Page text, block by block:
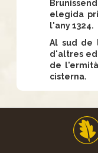
elegida
l'any 1324.
Al sud de
d'altres
de
cisterna.